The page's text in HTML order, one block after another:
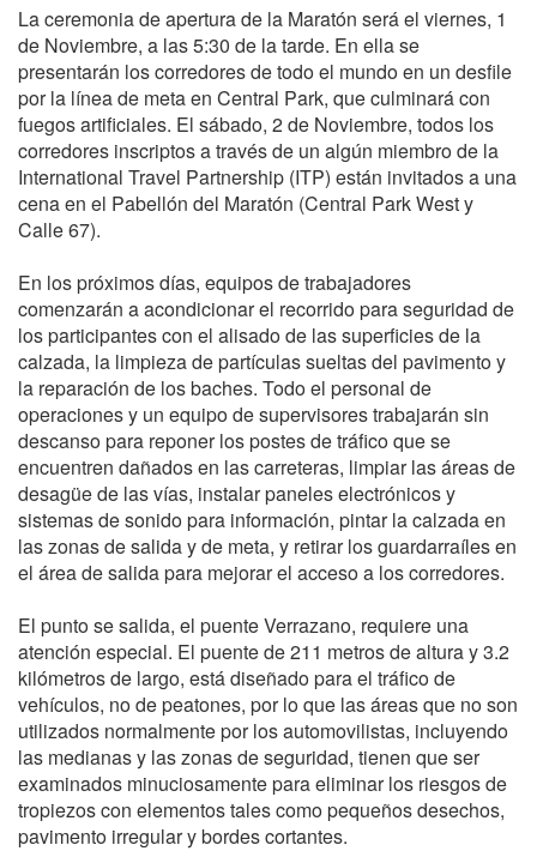
La ceremonia de apertura de la Maratón será el viernes, 1
de Noviembre, a las 5:30 de la tarde. En ella se
presentarán los corredores de todo el mundo en un desfile
por la línea de meta en Central Park, que culminará con
fuegos artificiales. El sábado, 2 de Noviembre, todos los
corredores inscriptos a través de un algún miembro de la
International Travel Partnership (ITP) están invitados a una
cena en el Pabellón del Maratón (Central Park West y
Calle 67).
En los próximos días, equipos de trabajadores
comenzarán a acondicionar el recorrido para seguridad de
los participantes con el alisado de las superficies de la
calzada, la limpieza de partículas sueltas del pavimento y
la reparación de los baches. Todo el personal de
operaciones y un equipo de supervisores trabajarán sin
descanso para reponer los postes de tráfico que se
encuentren dañados en las carreteras, limpiar las áreas de
desagüe de las vías, instalar paneles electrónicos y
sistemas de sonido para información, pintar la calzada en
las zonas de salida y de meta, y retirar los guardarraíles en
el área de salida para mejorar el acceso a los corredores.
El punto se salida, el puente Verrazano, requiere una
atención especial. El puente de 211 metros de altura y 3.2
kilómetros de largo, está diseñado para el tráfico de
vehículos, no de peatones, por lo que las áreas que no son
utilizados normalmente por los automovilistas, incluyendo
las medianas y las zonas de seguridad, tienen que ser
examinados minuciosamente para eliminar los riesgos de
tropiezos con elementos tales como pequeños desechos,
pavimento irregular y bordes cortantes.